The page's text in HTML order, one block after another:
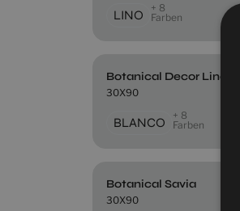
LINO
+ 8
Farben
Botanical Decor Lino
30X90
BLANCO
+ 8
Farben
Botanical Savia
30X90